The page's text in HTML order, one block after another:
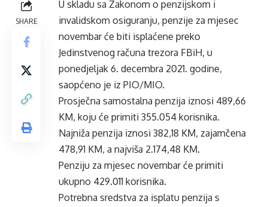
SHARE
U skladu sa Zakonom o penzijskom i
invalidskom osiguranju, penzije za mjesec
novembar će biti isplaćene preko
Jedinstvenog računa trezora FBiH, u
ponedjeljak 6. decembra 2021. godine,
saopćeno je iz PIO/MIO.
Prosječna samostalna penzija iznosi 489,66
KM, koju će primiti 355.054 korisnika.
Najniža penzija iznosi 382,18 KM, zajamčena
478,91 KM, a najviša 2.174,48 KM.
Penziju za mjesec novembar će primiti
ukupno 429.011 korisnika.
Potrebna sredstva za isplatu penzija s